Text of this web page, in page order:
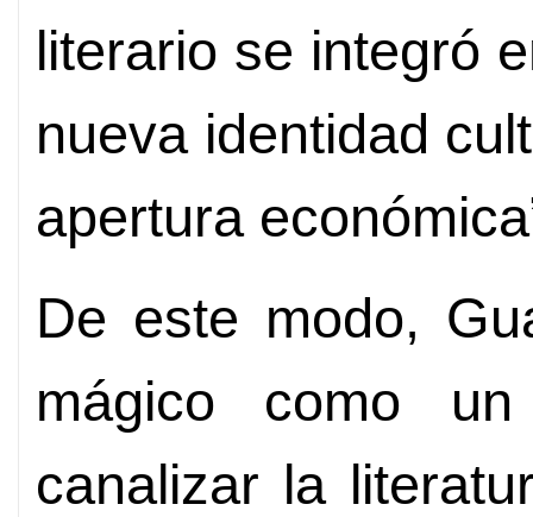
literario se integró
nueva identidad
apertura
De este modo,
mágico como
canalizar la